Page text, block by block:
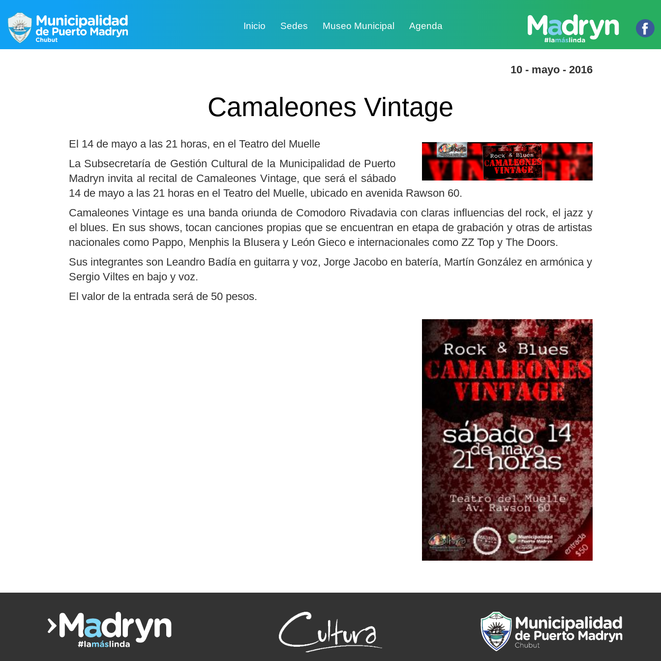
Inicio Sedes Museo Municipal Agenda
10 - mayo - 2016
Camaleones Vintage
El 14 de mayo a las 21 horas, en el Teatro del Muelle
La Subsecretaría de Gestión Cultural de la Municipalidad de Puerto
Madryn invita al recital de Camaleones Vintage, que será el sábado
14 de mayo a las 21 horas en el Teatro del Muelle, ubicado en avenida Rawson 60.
Camaleones Vintage es una banda oriunda de Comodoro Rivadavia con claras influencias del rock, el jazz y
el blues. En sus shows, tocan canciones propias que se encuentran en etapa de grabación y otras de artistas
nacionales como Pappo, Menphis la Blusera y León Gieco e internacionales como ZZ Top y The Doors.
Sus integrantes son Leandro Badía en guitarra y voz, Jorge Jacobo en batería, Martín González en armónica y
Sergio Viltes en bajo y voz.
El valor de la entrada será de 50 pesos.